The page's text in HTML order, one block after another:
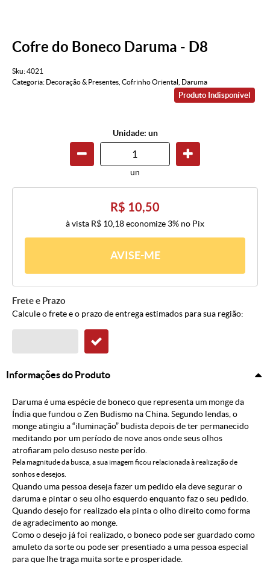
Cofre do Boneco Daruma - D8
Sku:4021
Categoria: Decoração & Presentes Cofrinho Oriental Daruma
Produto Indisponível
Unidade: un
un
R$ 10,50
à vista R$ 10,18economize 3% no Pix
AVISE-ME
Frete e Prazo
Calcule o frete e o prazo de entrega estimados para sua região:
Informações do Produto
Daruma é uma espécie de boneco que representa um monge da
Índia que fundou o Zen Budismo na China. Segundo lendas, o
monge atingiu a “iluminação” budista depois de ter permanecido
meditando por um período de nove anos onde seus olhos
atrofiaram pelo desuso neste perído.
Pela magnitude da busca, a sua imagem ficou relacionada à realização de
sonhos e desejos.
Quando uma pessoa deseja fazer um pedido ela deve segurar o
daruma e pintar o seu olho esquerdo enquanto faz o seu pedido.
Quando desejo for realizado ela pinta o olho direito como forma
de agradecimento ao monge.
Como o desejo já foi realizado, o boneco pode ser guardado como
amuleto da sorte ou pode ser presentiado a uma pessoa especial
para que lhe traga muita sorte e prosperidade.